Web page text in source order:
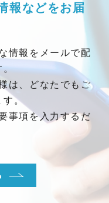
報などをお届
情報をメールで配
は、どなたでもご
。
事項を入力するだ